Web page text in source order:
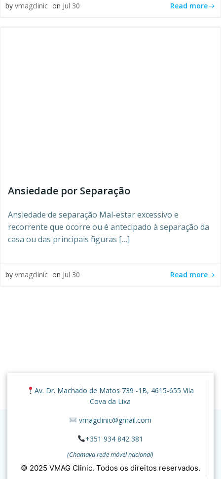
by vmagclinic on Jul 30 Read more
Ansiedade por Separação
Ansiedade de separação Mal-estar excessivo e
recorrente que ocorre ou é antecipado à separação da
casa ou das principais figuras […]
by vmagclinic on Jul 30 Read more
© 2026 VMAG Clinic. Created for free using WordPress
andColibri
Av. Dr. Machado de Matos 739 -1B, 4615-655 Vila
Cova da Lixa
vmagclinic@gmail.com
+351 934 842 381
(Chamava rede móvel nacional)
© 2025 VMAG Clinic. Todos os direitos reservados.